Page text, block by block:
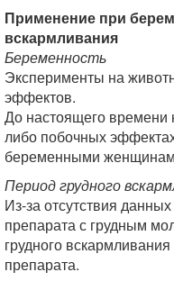
Применение при
вскармливания
Беременность
Эксперименты на
эффектов.
До настоящего времени
либо побочных
беременными
Период грудного
Из-за отсутствия
препарата с грудным
грудного
препарата.